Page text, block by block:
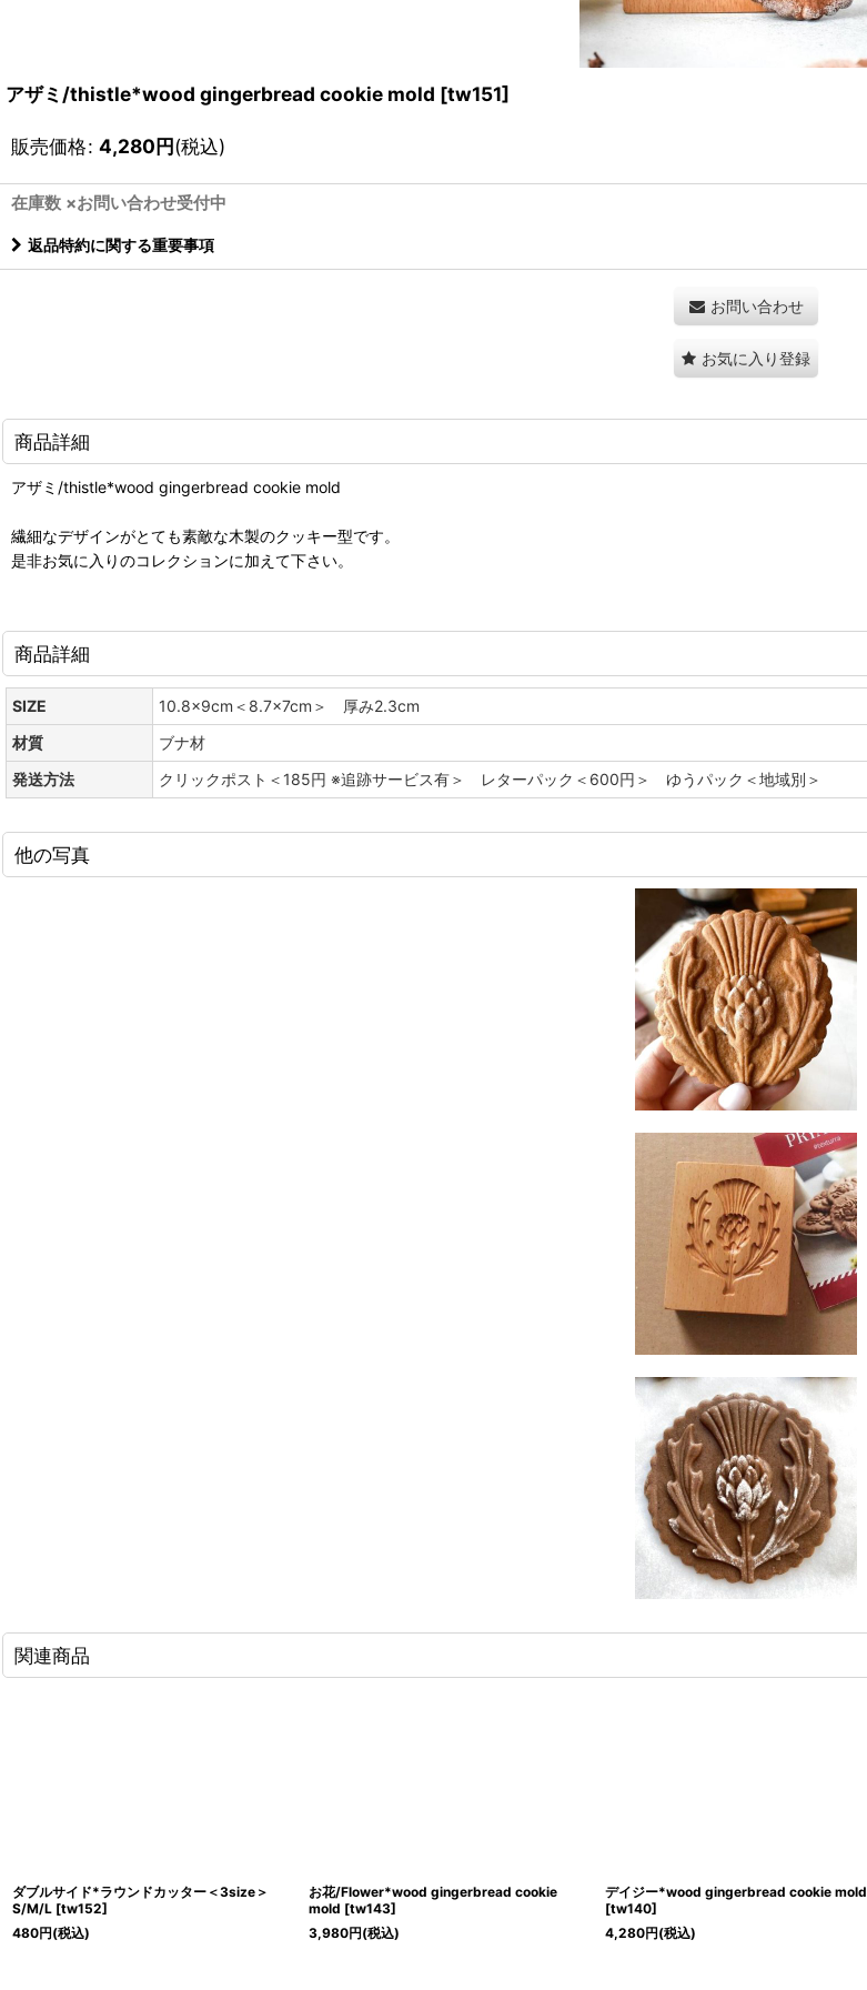
アザミ/thistle*wood gingerbread cookie mold [tw151]
販売価格: 4,280円(税込)
在庫数 ×お問い合わせ受付中
返品特約に関する重要事項
お問い合わせ
お気に入り登録
商品詳細
アザミ/thistle*wood gingerbread cookie mold
繊細なデザインがとても素敵な木製のクッキー型です。
是非お気に入りのコレクションに加えて下さい。
商品詳細
SIZE
10.8x9cm＜8.7x7cm＞ 厚み2.3cm
材質
ブナ材
発送方法
クリックポスト＜185円 ※追跡サービス有＞ レターパック＜600円＞ ゆうパック＜地域別＞
他の写真
関連商品
ダブルサイド*ラウンドカッター＜3size＞
S/M/L [tw152]
480円(税込)
お花/Flower*wood gingerbread cookie
mold [tw143]
3,980円(税込)
デイジー*wood gingerbread cookie mold
[tw140]
4,280円(税込)